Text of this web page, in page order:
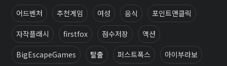
어드벤처 추천게임 여성 음식 포인트앤클릭
자작플래시 firstfox 점수저장 액션
BigEscapeGames 탈출 퍼스트폭스 아이부라보